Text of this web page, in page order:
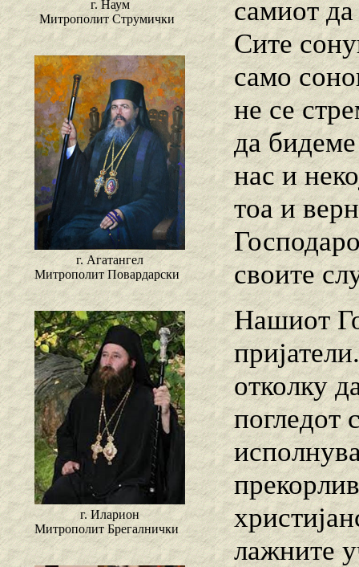
г. Наум
Митрополит Струмички
г. Агатангел
Митрополит Повардарски
г. Иларион
Митрополит Брегалнички
самиот
Сите
само
не се
да
нас и
тоа и
своите
Нашиот
отколку
погледот
лажните